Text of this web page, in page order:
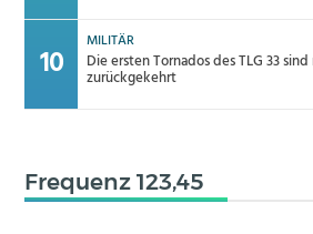
MILITÄR
Die ersten Tornados des TLG 33
zurückgekehrt
Frequenz 123,45